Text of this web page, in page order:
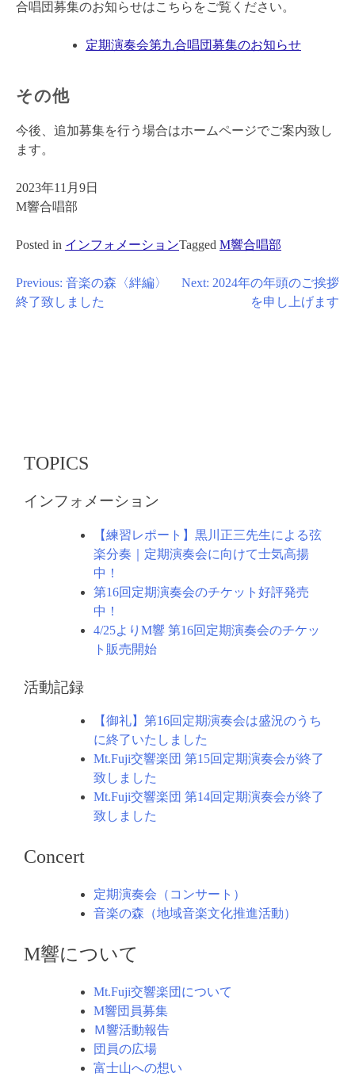
合唱団募集のお知らせはこちらをご覧ください。
定期演奏会第九合唱団募集のお知らせ
その他
今後、追加募集を行う場合はホームページでご案内致し
ます。
2023年11月9日
M響合唱部
Posted in インフォメーションTagged M響合唱部
投
稿
ョ
Previous: 音楽の森〈絆編〉
終了致しました
Next: 2024年の年頭のご挨拶
を申し上げます
TOPICS
インフォメーション
【練習レポート】黒川正三先生による弦
楽分奏｜定期演奏会に向けて士気高揚
中！
第16回定期演奏会のチケット好評発売
中！
4/25よりM響 第16回定期演奏会のチケッ
ト販売開始
活動記録
【御礼】第16回定期演奏会は盛況のうち
に終了いたしました
Mt.Fuji交響楽団 第15回定期演奏会が終了
致しました
Mt.Fuji交響楽団 第14回定期演奏会が終了
致しました
Concert
定期演奏会（コンサート）
音楽の森（地域音楽文化推進活動）
M響について
Mt.Fuji交響楽団について
M響団員募集
Ｍ響活動報告
団員の広場
富士山への想い